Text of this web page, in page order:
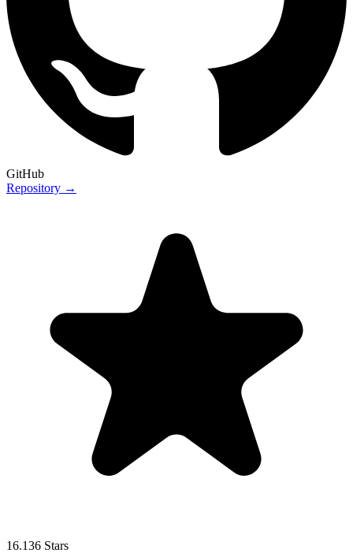
GitHub
Repository →
16.136 Stars